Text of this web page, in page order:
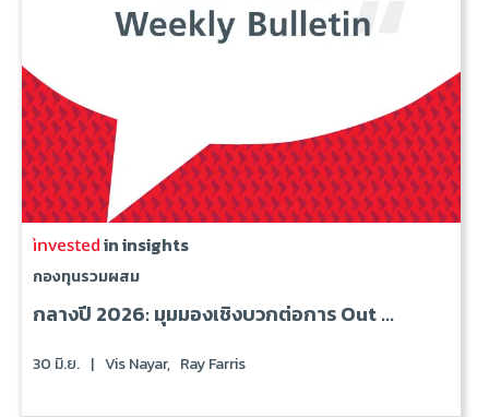
in insights
กองทุนรวมผสม
กลางปี 2026: มุมมองเชิงบวกต่อการ Out ...
30 มิ.ย. | Vis Nayar, Ray Farris